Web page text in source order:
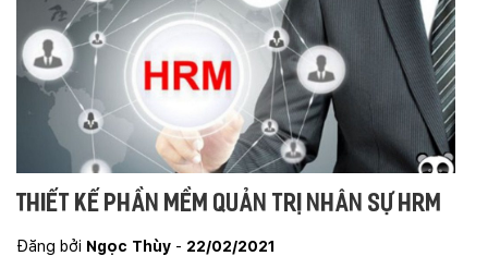
Thiết kế phần mềm quản trị nhân sự HRM
Đăng bởi Ngọc Thùy - 22/02/2021